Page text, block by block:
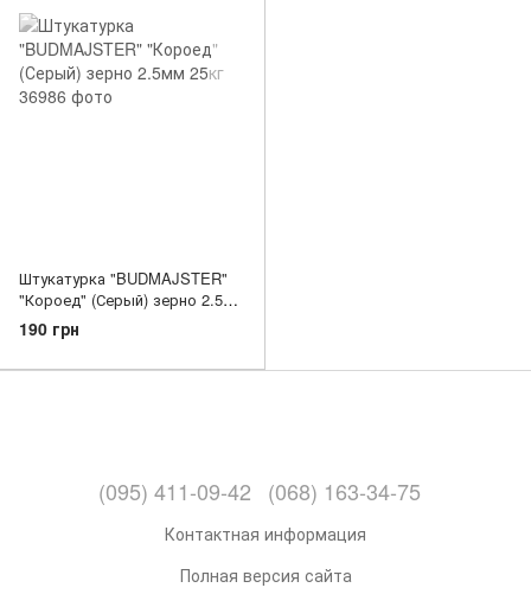
Штукатурка "BUDMAJSTER"
"Короед" (Серый) зерно 2.5мм
25кг
190 грн
(095) 411-09-42 (068) 163-34-75
Контактная информация
Полная версия сайта